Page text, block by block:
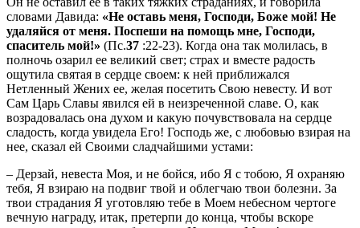
словами Давида: «Не оставь меня, Господи, Боже мой! Не
удаляйся от меня. Поспеши на помощь мне, Господи,
спаситель мой!» (Пс.37 :22-23). Когда она так молилась, в
полночь озарил ее великий свет; страх и вместе радость
ощутила святая в сердце своем: к ней приближался
Нетленный Жених ее, желая посетить Свою невесту. И вот
Сам Царь Славы явился ей в неизреченной славе. О, как
возрадовалась она духом и какую почувствовала на сердце
сладость, когда увидела Его! Господь же, с любовью взирая на
нее, сказал ей Своими сладчайшими устами:
– Дерзай, невеста Моя, и не бойся, ибо Я с тобою, Я охраняю
тебя, Я взираю на подвиг твой и облегчаю твои болезни. За
твои страдания Я уготовляю тебе в Моем небесном чертоге
вечную награду, итак, претерпи до конца, чтобы вскоре